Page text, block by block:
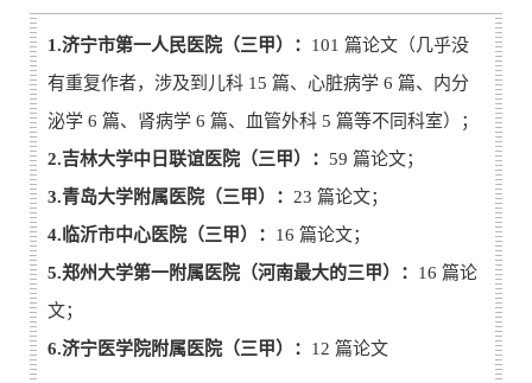
1.济宁市第一人民医院（三甲）： 101 篇论文（几乎没
有重复作者，涉及到儿科 15 篇、心脏病学 6 篇、内分
泌学 6 篇、肾病学 6 篇、血管外科 5 篇等不同科室）；
2.吉林大学中日联谊医院（三甲）： 59 篇论文；
3.青岛大学附属医院（三甲）： 23 篇论文；
4.临沂市中心医院（三甲）： 16 篇论文；
5.郑州大学第一附属医院（河南最大的三甲）： 16 篇论
文；
6.济宁医学院附属医院（三甲）： 12 篇论文